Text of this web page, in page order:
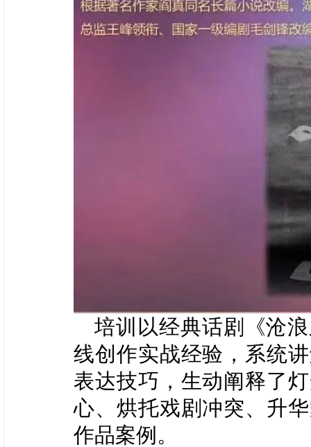
培训以经典话剧《沧
线创作实战经验，系统
表达技巧，生动阐释了
心、烘托戏剧冲突、升
作品案例。